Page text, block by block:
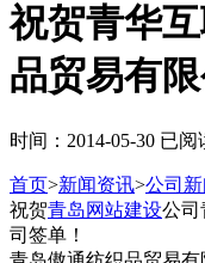
祝贺青华
品贸易有
时间：2014-05-30 已阅
首页>新闻资讯>公司新
祝贺青岛网站建设公司
司签单！